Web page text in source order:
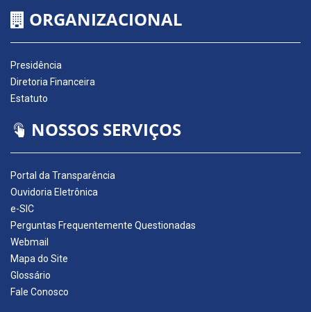
ORGANIZACIONAL
Presidência
Diretoria Financeira
Estatuto
NOSSOS SERVIÇOS
Portal da Transparência
Ouvidoria Eletrônica
e-SIC
Perguntas Frequentemente Questionadas
Webmail
Mapa do Site
Glossário
Fale Conosco